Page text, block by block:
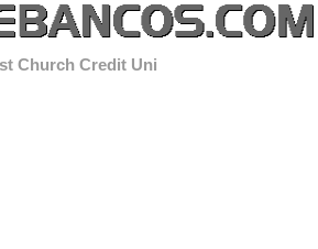
Church Credit Uni